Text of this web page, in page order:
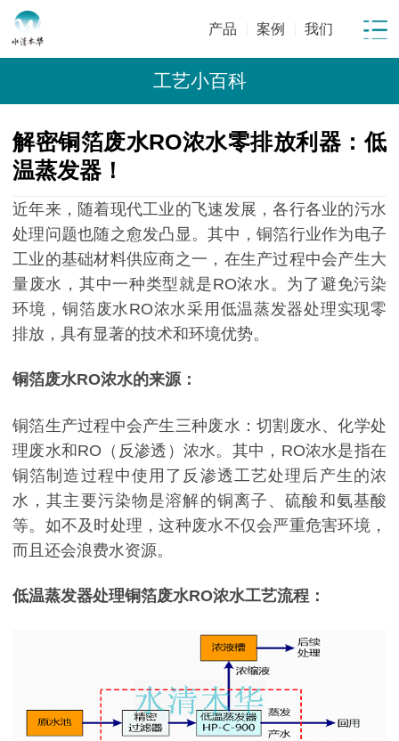
产品 案例 我们
工艺小百科
解密铜箔废水RO浓水零排放利器：低
温蒸发器！
近年来，随着现代工业的飞速发展，各行各业的污水
处理问题也随之愈发凸显。其中，铜箔行业作为电子
工业的基础材料供应商之一，在生产过程中会产生大
量废水，其中一种类型就是RO浓水。为了避免污染
环境，铜箔废水RO浓水采用低温蒸发器处理实现零
排放，具有显著的技术和环境优势。
铜箔废水RO浓水的来源：
铜箔生产过程中会产生三种废水：切割废水、化学处
理废水和RO（反渗透）浓水。其中，RO浓水是指在
铜箔制造过程中使用了反渗透工艺处理后产生的浓
水，其主要污染物是溶解的铜离子、硫酸和氨基酸
等。如不及时处理，这种废水不仅会严重危害环境，
而且还会浪费水资源。
低温蒸发器处理铜箔废水RO浓水工艺流程：